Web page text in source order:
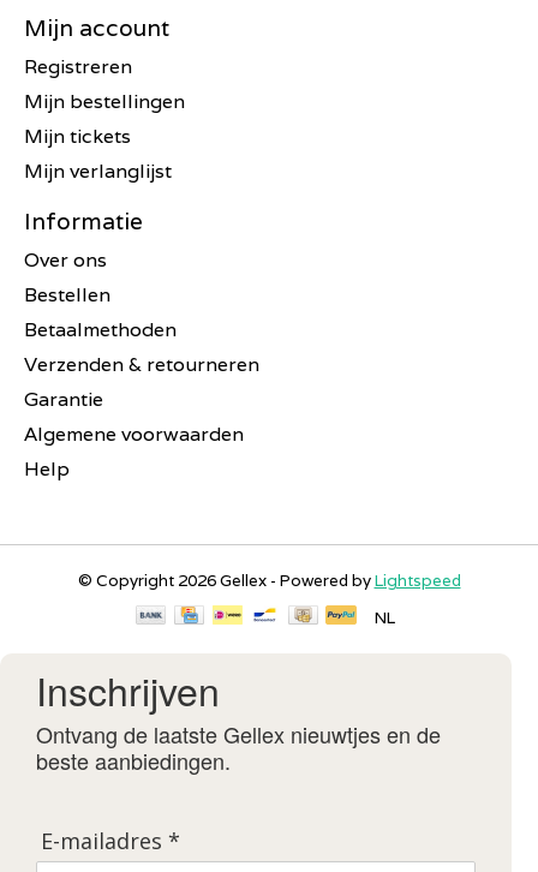
Mijn account
Registreren
Mijn bestellingen
Mijn tickets
Mijn verlanglijst
Informatie
Over ons
Bestellen
Betaalmethoden
Verzenden & retourneren
Garantie
Algemene voorwaarden
Help
© Copyright 2026 Gellex - Powered byLightspeed
NL
Inschrijven
Ontvang de laatste Gellex nieuwtjes en de
beste aanbiedingen.
E-mailadres *